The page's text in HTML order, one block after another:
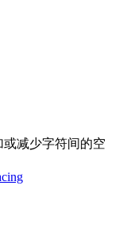
或减少字符间的空